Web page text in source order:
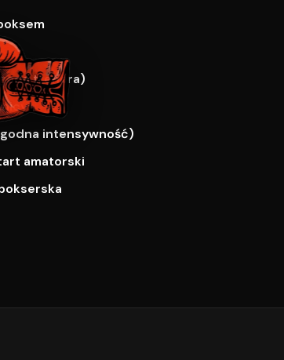
trenera)
intensywność)
amatorski